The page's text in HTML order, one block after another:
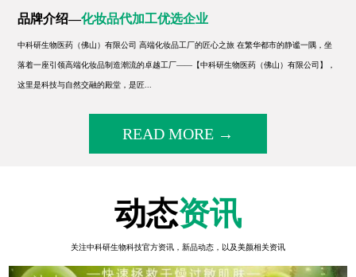
品牌介绍—化妆品代加工优选企业
中科研生物医药（佛山）有限公司 高端化妆品工厂的匠心之旅 在繁华都市的静谧一隅，坐
落着一座引领高端化妆品制造潮流的卓越工厂——【中科研生物医药（佛山）有限公司】，
这里是科技与自然交融的殿堂，是匠...
READ MORE →
动态资讯
关注中科研生物科技官方资讯，新品动态，以及美颜相关资讯